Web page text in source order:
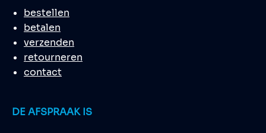
bestellen
betalen
verzenden
retourneren
contact
DE AFSPRAAK IS